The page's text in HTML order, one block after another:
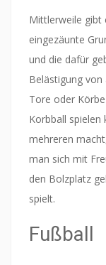
Mittlerweile gibt
eingezäunte
und die dafür
Belästigung von
Tore oder
Korbball spielen
mehreren
man sich mit
den Bolzplatz
spielt.
Fußball